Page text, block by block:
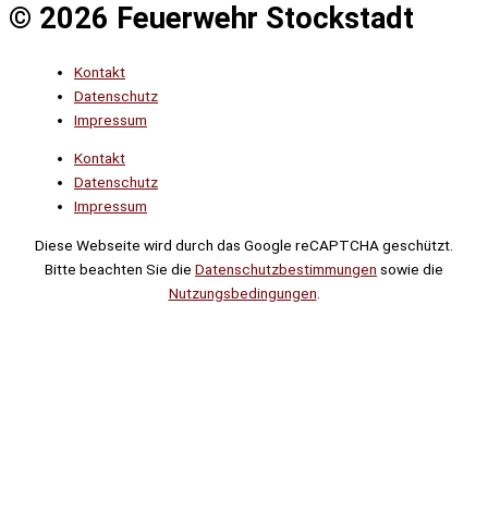
© 2026 Feuerwehr Stockstadt
Kontakt
Datenschutz
Impressum
Kontakt
Datenschutz
Impressum
Diese Webseite wird durch das Google reCAPTCHA geschützt.
Bitte beachten Sie die Datenschutzbestimmungen sowie die
Nutzungsbedingungen